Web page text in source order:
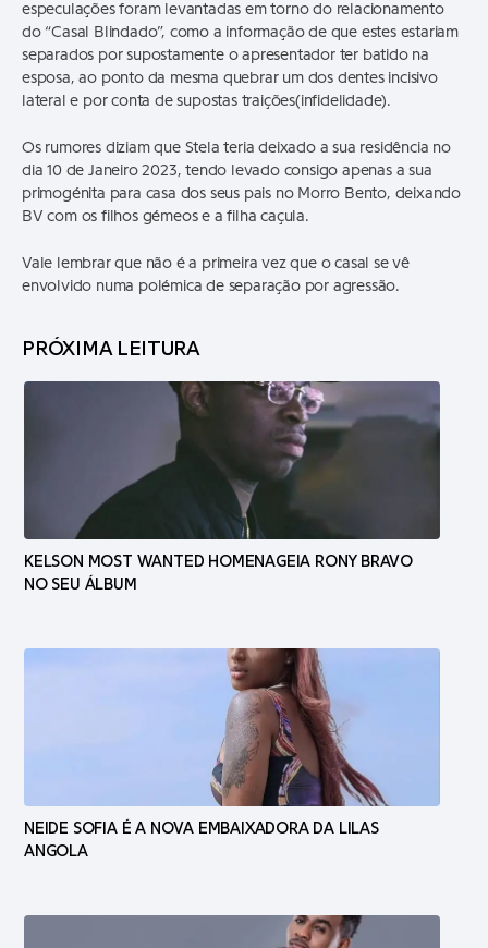
especulações foram levantadas em torno do relacionamento
do “Casal Blindado”, como a informação de que estes estariam
separados por supostamente o apresentador ter batido na
esposa, ao ponto da mesma quebrar um dos dentes incisivo
lateral e por conta de supostas traições(infidelidade).
Os rumores diziam que Stela teria deixado a sua residência no
dia 10 de Janeiro 2023, tendo levado consigo apenas a sua
primogénita para casa dos seus pais no Morro Bento, deixando
BV com os filhos gémeos e a filha caçula.
Vale lembrar que não é a primeira vez que o casal se vê
envolvido numa polémica de separação por agressão.
PRÓXIMA LEITURA
KELSON MOST WANTED HOMENAGEIA RONY BRAVO
NO SEU ÁLBUM
NEIDE SOFIA É A NOVA EMBAIXADORA DA LILAS
ANGOLA